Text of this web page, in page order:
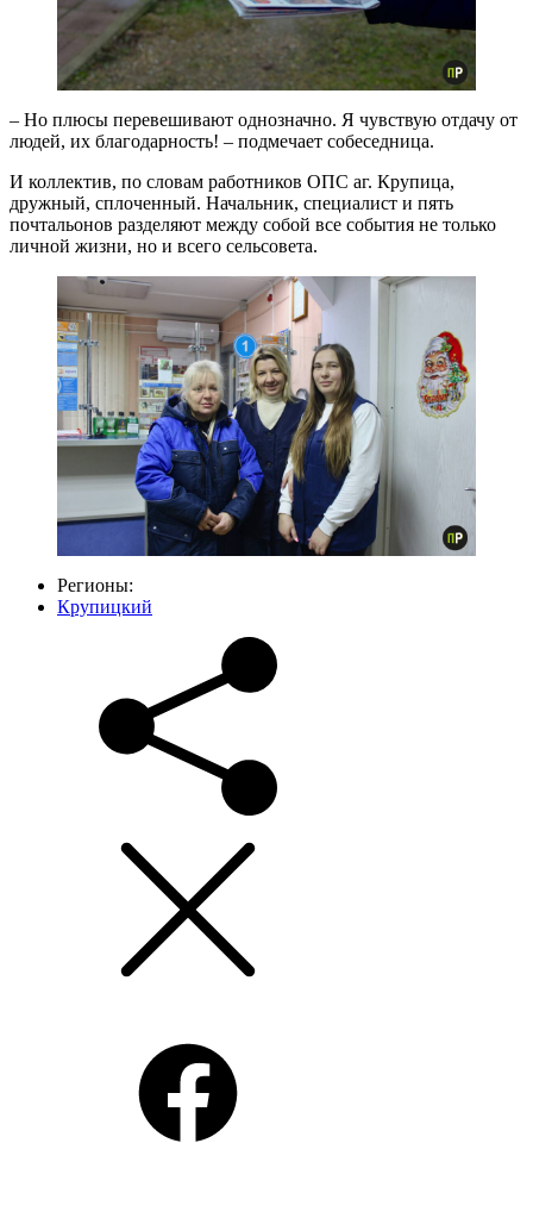
– Но плюсы перевешивают однозначно. Я чувствую отдачу от
людей, их благодарность! – подмечает собеседница.
И коллектив, по словам работников ОПС аг. Крупица,
дружный, сплоченный. Начальник, специалист и пять
почтальонов разделяют между собой все события не только
личной жизни, но и всего сельсовета.
Регионы:
Крупицкий